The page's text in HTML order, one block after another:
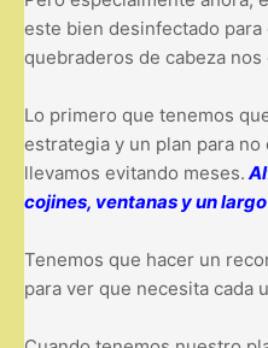
este bien desinfectado
quebraderos de cabeza
Lo primero que tenemos
estrategia y un plan para
llevamos evitando meses.
cojines, ventanas y un
Tenemos que hacer un
para ver que necesita cada